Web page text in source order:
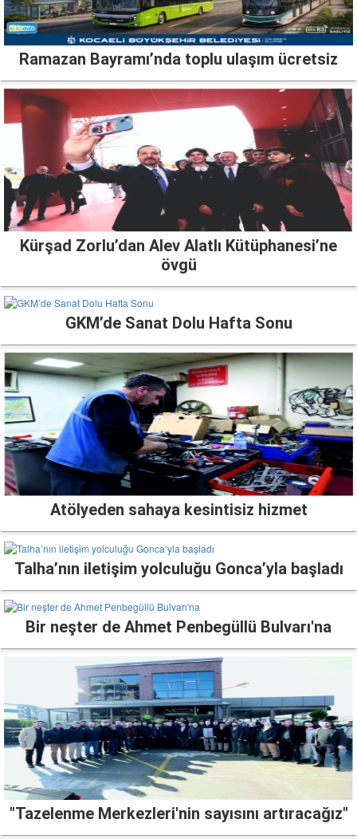
Ramazan Bayramı’nda toplu ulaşım ücretsiz
Kürşad Zorlu’dan Alev Alatlı Kütüphanesi’ne
övgü
GKM’de Sanat Dolu Hafta Sonu
Atölyeden sahaya kesintisiz hizmet
Talha’nın iletişim yolculuğu Gonca’yla başladı
Bir neşter de Ahmet Penbegüllü Bulvarı'na
"Tazelenme Merkezleri'nin sayısını artıracağız"